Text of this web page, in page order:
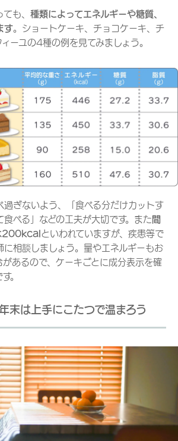
も、 種類によってエネルギーや糖質、
す。ショートケーキ、チョコケーキ、チ
ーユの4種の例を見てみましょう。
過ぎないよう、「食べる分だけカットす
べる」などの工夫が大切です。また 間
200kcal といわれていますが、疾患等で
に相談しましょう。量やエネルギーもお
があるので、ケーキごとに成分表示を確
。
末は上手にこたつで温まろう